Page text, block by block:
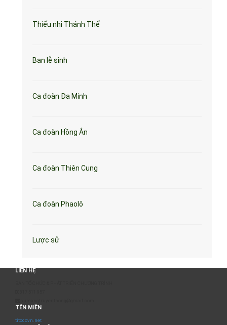
Thiếu nhi Thánh Thể
Ban lễ sinh
Ca đoàn Đa Minh
Ca đoàn Hồng Ân
Ca đoàn Thiên Cung
Ca đoàn Phaolô
Lược sử
LIÊN HỆ
TÊN MIỀN
titocovn.net